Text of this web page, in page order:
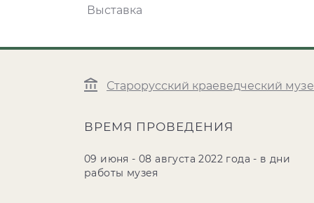
Выставка
Старорусский краеведческий
ВРЕМЯ ПРОВЕДЕНИЯ
09 июня - 08 августа 2022 года - в дни
работы музея